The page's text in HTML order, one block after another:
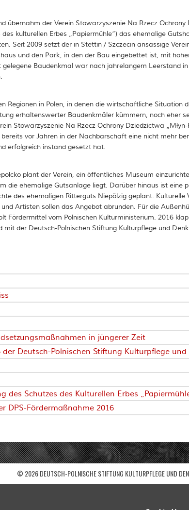
übernahm der Verein Stowarzyszenie Na Rzecz Ochrony
kulturellen Erbes „Papiermühle“) das ehemalige
Seit 2009 setzt der in Stettin / Szczecin ansässige
und den Park, in den der Bau eingebettet ist, mit
Baudenkmal war nach jahrelangem Leerstand
Regionen in Polen, in denen die wirtschaftliche Situation
erhaltenswerter Baudenkmäler kümmern, noch eher
Stowarzyszenie Na Rzecz Ochrony Dziedzictwa
vor Jahren in der Nachbarschaft eine nicht mehr
erfolgreich instand gesetzt hat.
plant der Verein, ein öffentliches Museum
die ehemalige Gutsanlage liegt. Darüber hinaus ist eine
des ehemaligen Ritterguts Niepölzig geplant.
Artisten sollen das Angebot abrunden. Für die
Fördermittel vom Polnischen Kulturministerium. 2016
mit der Deutsch-Polnischen Stiftung Kulturpflege und
in jüngerer Zeit
Deutsch-Polnischen Stiftung Kulturpflege und
des Schutzes des Kulturellen Erbes
DPS-Fördermaßnahme 2016
© 2026 DEUTSCH-POLNISCHE STIFTUNG KULTURPFLEGE UND